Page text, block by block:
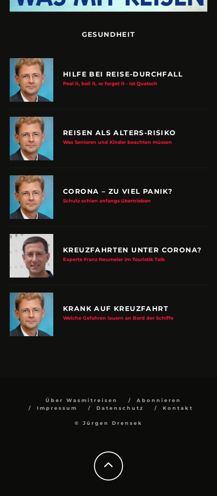
GESUNDHEIT
HILFE BEI REISE-DURCHFALL
Peal it, boil it, or forget it - ist Quatsch
REISEN ALS ALTERS-RISIKO
Was Senioren und Kinder beachten müssen
CORONA – ZU VIEL PANIK?
Schutz schien anfangs übertrieben
KREUZFAHRTEN UNTER CORONA?
Experte Franz Neumeier im Touristik Talk
KRANK AUF KREUZFAHRT
Welche Gefahren lauern an Bord der Schiffe
Über Wasmitreisen
Abonnieren
Impressum
Datenschutz Kontakt
© Jürgen Drensek